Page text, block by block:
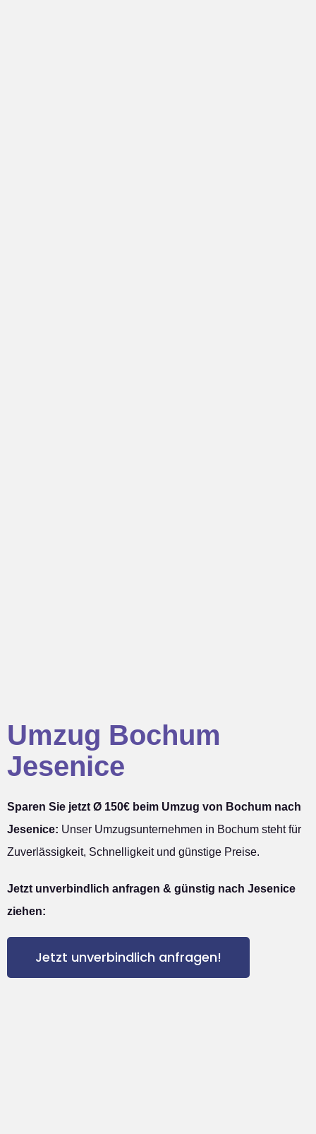
Umzug Bochum
Jesenice
Sparen Sie jetzt Ø 150€ beim Umzug von Bochum nach
Jesenice: Unser Umzugsunternehmen in Bochum steht für
Zuverlässigkeit, Schnelligkeit und günstige Preise.
Jetzt unverbindlich anfragen & günstig nach Jesenice
ziehen:
Jetzt unverbindlich anfragen!